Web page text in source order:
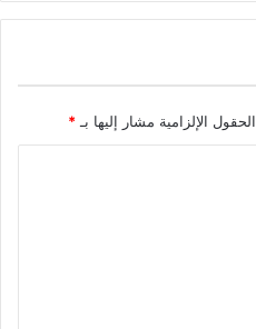
الحقول الإلزامية مشار إليها بـ*